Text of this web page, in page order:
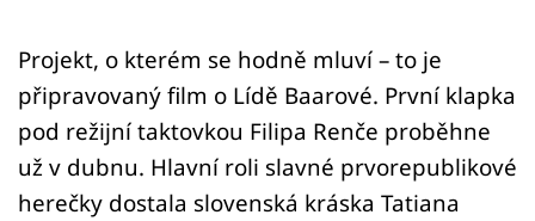
Sledujte nás
Projekt, o kterém se hodně mluví – to je
připravovaný film o Lídě Baarové. První klapka
pod režijní taktovkou Filipa Renče proběhne
už v dubnu. Hlavní roli slavné prvorepublikové
herečky dostala slovenská kráska Tatiana